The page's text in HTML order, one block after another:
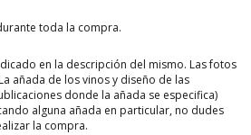
toda la compra.
en la descripción del mismo. Las fotos
añada de los vinos y diseño de las
donde la añada se especifica)
alguna añada en particular, no dudes
la compra.